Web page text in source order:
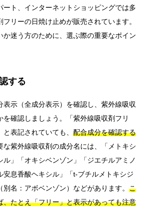
ート、インターネットショッピングでは多
リーの日焼け止めが販売されています。
か迷う方のために、選ぶ際の重要なポイン
する
表示（全成分表示）を確認し、紫外線吸収
を確認しましょう。「紫外線吸収剤フリ
表記されていても、 配合成分を確認する
な紫外線吸収剤の成分名には、「メトキシ
ル」「オキシベンゾン」「ジエチルアミノ
安息香酸ヘキシル」「t-ブチルメトキシジ
名：アボベンゾン）などがあります。 こ
、たとえ「フリー」と表示があっても注意